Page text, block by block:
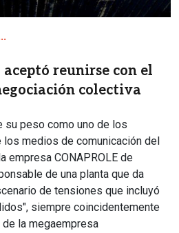
aceptó reunirse con el
colectiva
su peso como uno de los
los medios de comunicación del
empresa CONAPROLE de
de una planta que da
de tensiones que incluyó
siempre coincidentemente
la megaempresa